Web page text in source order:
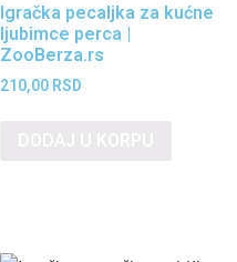
Igračka pecaljka za kućne
ljubimce perca |
ZooBerza.rs
210,00 RSD